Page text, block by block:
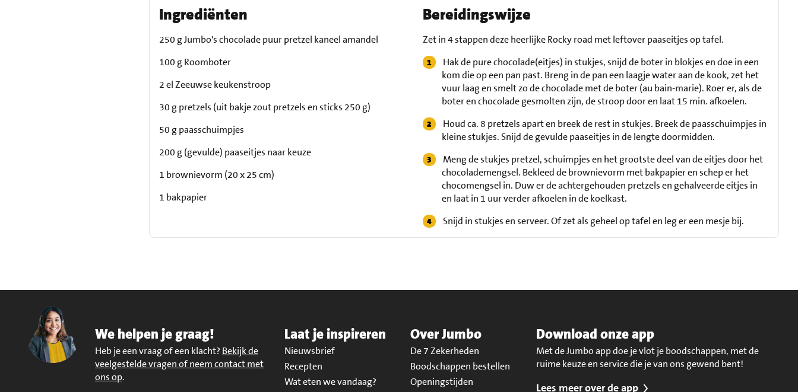
Ingrediënten
250 g Jumbo's chocolade puur pretzel kaneel amandel
100 g Roomboter
2 el Zeeuwse keukenstroop
30 g pretzels (uit bakje zout pretzels en sticks 250 g)
50 g paasschuimpjes
200 g (gevulde) paaseitjes naar keuze
1 brownievorm (20 x 25 cm)
1 bakpapier
Bereidingswijze
Zet in 4 stappen deze heerlijke Rocky road met leftover paaseitjes op tafel.
Hak de pure chocolade(eitjes) in stukjes, snijd de boter in blokjes en doe in een
kom die op een pan past. Breng in de pan een laagje water aan de kook, zet het
vuur laag en smelt zo de chocolade met de boter (au bain-marie). Roer er, als de
boter en chocolade gesmolten zijn, de stroop door en laat 15 min. afkoelen.
Houd ca. 8 pretzels apart en breek de rest in stukjes. Breek de paasschuimpjes in
kleine stukjes. Snijd de gevulde paaseitjes in de lengte doormidden.
Meng de stukjes pretzel, schuimpjes en het grootste deel van de eitjes door het
chocolademengsel. Bekleed de brownievorm met bakpapier en schep er het
chocomengsel in. Duw er de achtergehouden pretzels en gehalveerde eitjes in
en laat in 1 uur verder afkoelen in de koelkast.
Snijd in stukjes en serveer. Of zet als geheel op tafel en leg er een mesje bij.
We helpen je graag!
Heb je een vraag of een klacht? Bekijk de
veelgestelde vragen of neem contact met
ons op.
Laat je inspireren
Nieuwsbrief
Recepten
Wat eten we vandaag?
Over Jumbo
De 7 Zekerheden
Boodschappen bestellen
Openingstijden
Download onze app
Met de Jumbo app doe je vlot je boodschappen, met de
ruime keuze en service die je van ons gewend bent!
Lees meer over de app